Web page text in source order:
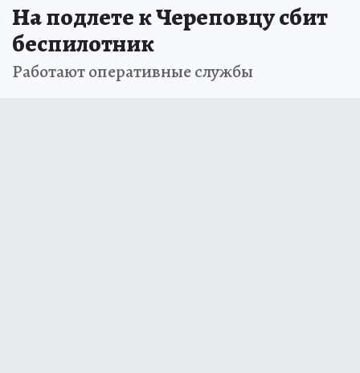
На подлете к Череповцу сбит
беспилотник
Работают оперативные службы